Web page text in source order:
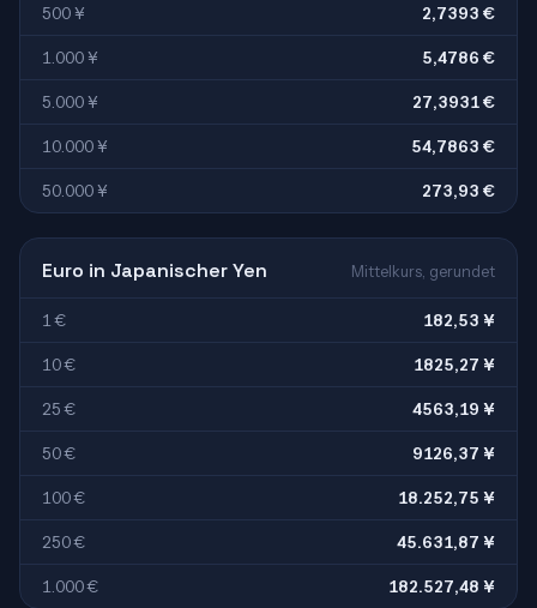
500 ¥ 2,7393 €
1.000 ¥ 5,4786 €
5.000 ¥ 27,3931 €
10.000 ¥ 54,7863 €
50.000 ¥ 273,93 €
Euro in Japanischer Yen Mittelkurs, gerundet
1 € 182,53 ¥
10 € 1825,27 ¥
25 € 4563,19 ¥
50 € 9126,37 ¥
100 € 18.252,75 ¥
250 € 45.631,87 ¥
1.000 € 182.527,48 ¥